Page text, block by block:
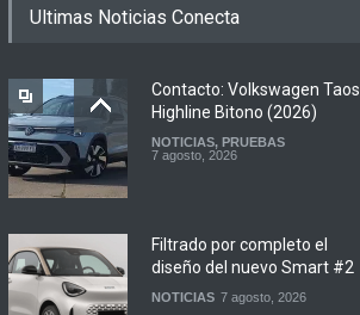
Ultimas Noticias Conecta
Contacto: Volkswagen Taos
Highline Bitono (2026)
NOTICIAS, PRUEBAS
7 agosto, 2026
Filtrado por completo el
diseño del nuevo Smart #2
NOTICIAS 7 agosto, 2026